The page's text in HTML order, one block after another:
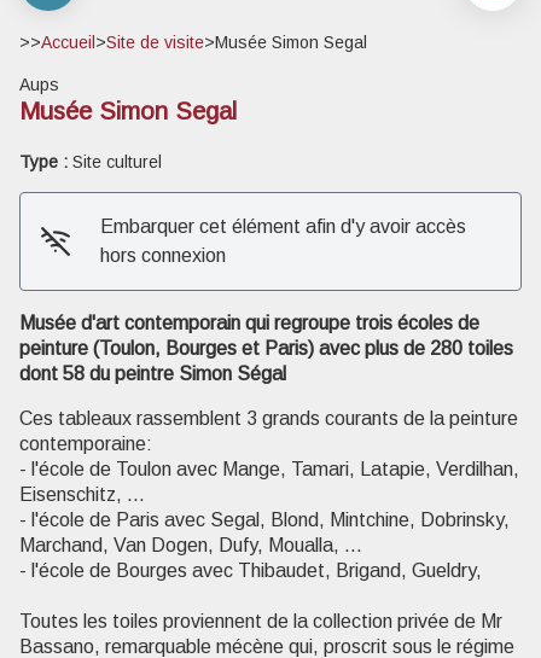
>>Accueil >Site de visite>Musée Simon Segal
Aups
Musée Simon Segal
Type : Site culturel
Embarquer cet élément afin d'y avoir accès
hors connexion
Musée d'art contemporain qui regroupe trois écoles de
peinture (Toulon, Bourges et Paris) avec plus de 280 toiles
dont 58 du peintre Simon Ségal
Ces tableaux rassemblent 3 grands courants de la peinture
contemporaine:
- l'école de Toulon avec Mange, Tamari, Latapie, Verdilhan,
Eisenschitz, ...
- l'école de Paris avec Segal, Blond, Mintchine, Dobrinsky,
Marchand, Van Dogen, Dufy, Moualla, ...
- l'école de Bourges avec Thibaudet, Brigand, Gueldry,
Toutes les toiles proviennent de la collection privée de Mr
Bassano, remarquable mécène qui, proscrit sous le régime